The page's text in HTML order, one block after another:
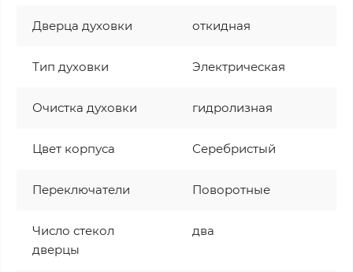
Дверца духовки откидная
Тип духовки Электрическая
Очистка духовки гидролизная
Цвет корпуса Серебристый
Переключатели Поворотные
Число стекол
дверцы
два